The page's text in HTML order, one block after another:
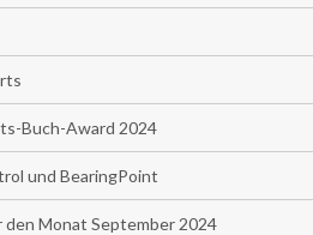
Buch-Award 2024
und BearingPoint
Monat September 2024